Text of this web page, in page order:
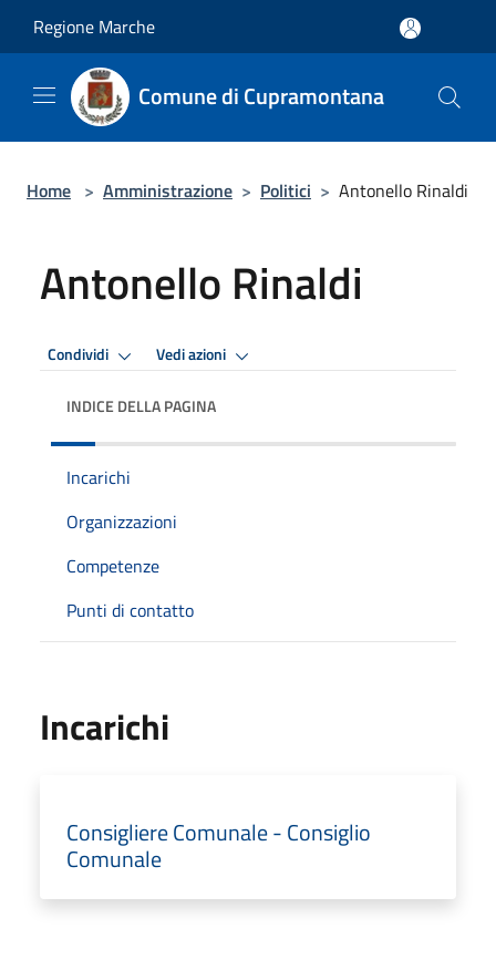
Regione Marche
Comune di Cupramontana
Home > Amministrazione > Politici > Antonello Rinaldi
Antonello Rinaldi
Condividi Vedi azioni
INDICE DELLA PAGINA
Incarichi
Organizzazioni
Competenze
Punti di contatto
Incarichi
Consigliere Comunale - Consiglio
Comunale